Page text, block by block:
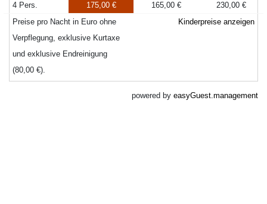
4 Pers.
175,00 € 165,00 €
230,00 €
Preise pro Nacht in Euro ohne
Verpflegung, exklusive Kurtaxe
und exklusive Endreinigung
(80,00 €).
Kinderpreise anzeigen
powered by easyGuest.management